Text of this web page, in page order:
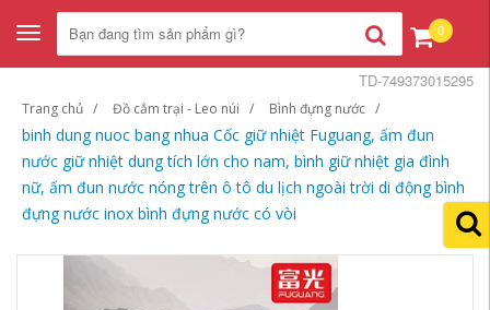
Toggle
navigation
0
Trang chủ Đồ cắm trại - Leo núi Bình đựng nước
binh dung nuoc bang nhua Cốc giữ nhiệt Fuguang, ấm đun
nước giữ nhiệt dung tích lớn cho nam, bình giữ nhiệt gia đình
nữ, ấm đun nước nóng trên ô tô du lịch ngoài trời di động bình
đựng nước inox bình đựng nước có vòi
TD-749373015295